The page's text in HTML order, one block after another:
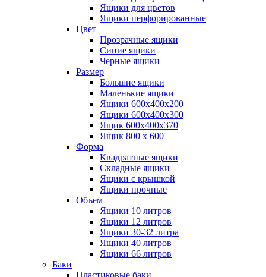
Ящики для цветов
Ящики перфорированные
Цвет
Прозрачные ящики
Синие ящики
Черные ящики
Размер
Большие ящики
Маленькие ящики
Ящики 600х400х200
Ящики 600х400х300
Ящик 600х400х370
Ящик 800 х 600
Форма
Квадратные ящики
Складные ящики
Ящики с крышкой
Ящики прочные
Объем
Ящики 10 литров
Ящики 12 литров
Ящики 30-32 литра
Ящики 40 литров
Ящики 66 литров
Баки
Пластиковые баки